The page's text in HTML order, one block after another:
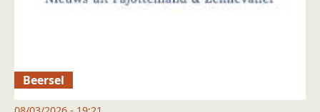
Beersel